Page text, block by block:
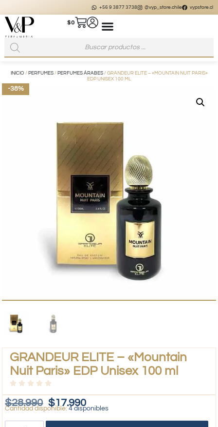
+56 9 3877 3738 @vyp_store.chile vypstore.cl
$0
INICIO / PERFUMES/ PERFUMES ÁRABES/ GRANDEUR ELITE – «MOUNTAIN NUIT PARIS»
EDP UNISEX 100 ML
-38%
GRANDEUR ELITE – «Mountain
Nuit Paris» EDP Unisex 100 ml
$28.990 $17.990
4 disponibles